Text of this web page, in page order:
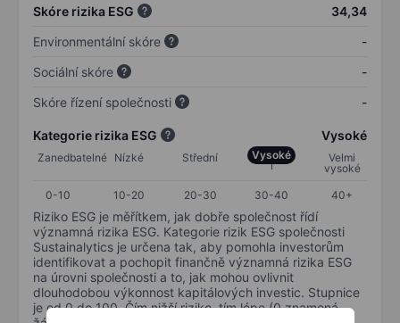
Skóre rizika ESG
34,34
Environmentální skóre
-
Sociální skóre
-
Skóre řízení společnosti
-
Kategorie rizika ESG Vysoké
Zanedbatelné Nízké Střední Vysoké
Velmi
vysoké
0-10
10-20 20-30 30-40 40+
Riziko ESG je měřítkem, jak dobře společnost řídí
významná rizika ESG. Kategorie rizik ESG společnosti
Sustainalytics je určena tak, aby pomohla investorům
identifikovat a pochopit finančně významná rizika ESG
na úrovni společnosti a to, jak mohou ovlivnit
dlouhodobou výkonnost kapitálových investic. Stupnice
je od 0 do 100. Čím nižší riziko, tím lépe (0 znamená